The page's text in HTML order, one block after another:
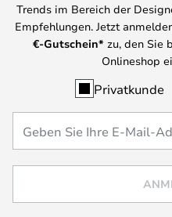
Trends im Bereich der
Empfehlungen. Jetzt
€-Gutschein* zu, den Sie
Onlineshop
Privatkunde